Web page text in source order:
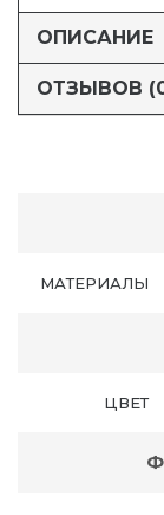
ОПИСАНИЕ
ОТЗЫВОВ
МАТЕРИАЛЫ
ЦВЕТ